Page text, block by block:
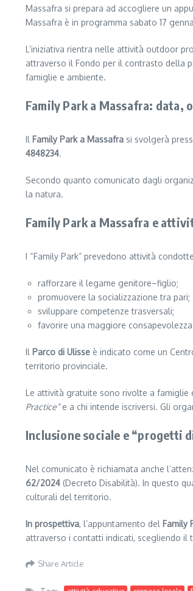
Massafra si prepara ad accogliere un
Massafra è in programma sabato 17
L’iniziativa rientra nelle attività outdoor
attraverso il Fondo per il contrasto della
famiglie e ambiente.
Family Park a Massafra: data,
Il Family Park a Massafra si svolgerà
4848234.
Secondo quanto comunicato dagli
la natura.
Family Park a Massafra e
I “Family Park” prevedono attività
rafforzare il legame genitore–figlio;
promuovere la socializzazione tra pari;
sviluppare competenze trasversali;
favorire una maggiore
Il Parco di Ulisse è indicato come un
territorio provinciale.
Le attività gratuite sono rivolte a famiglie
Practice”e a chi intende iscriversi. Gli
Inclusione sociale e “progetti
Nel comunicato è richiamata anche
62/2024 (Decreto Disabilità). In questo
culturali del territorio.
In prospettiva, l’appuntamento del Family
attraverso i contatti indicati, scegliendo il
Share Article